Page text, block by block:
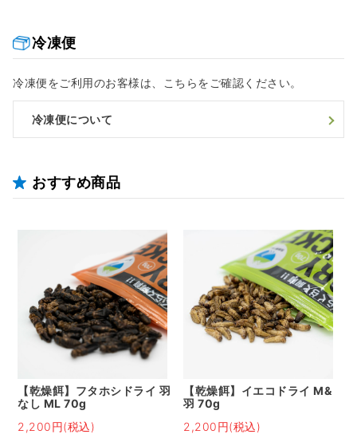
冷凍便
冷凍便をご利用のお客様は、こちらをご確認ください。
冷凍便について
おすすめ商品
【乾燥餌】フタホシドライ 羽
なし ML 70g
2,200円(税込)
【乾燥餌】イエコドライ M&
羽 70g
2,200円(税込)